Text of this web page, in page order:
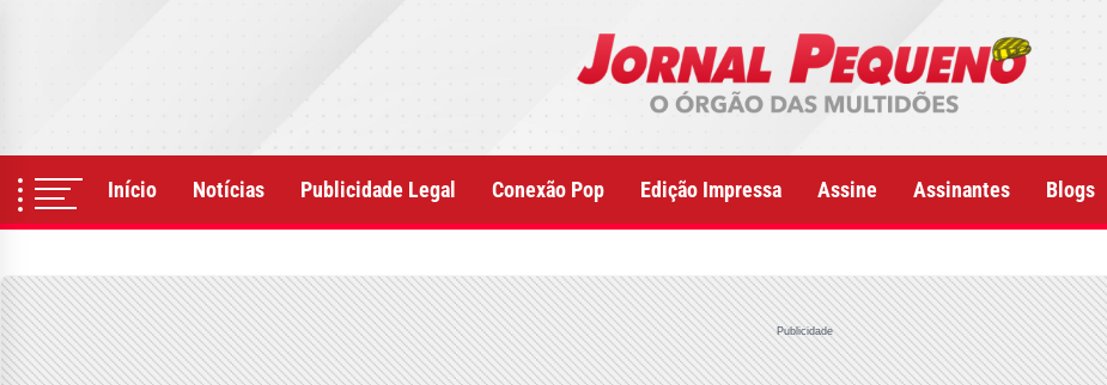
Início Notícias Publicidade Legal Conexão Pop Edição Impressa Assine Assinantes Blogs
Publicidade